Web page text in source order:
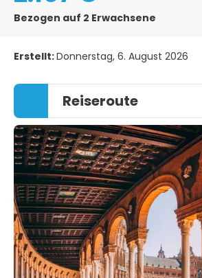
Bezogen auf 2 Erwachsene
Erstellt:Donnerstag, 6. August 2026
Reiseroute